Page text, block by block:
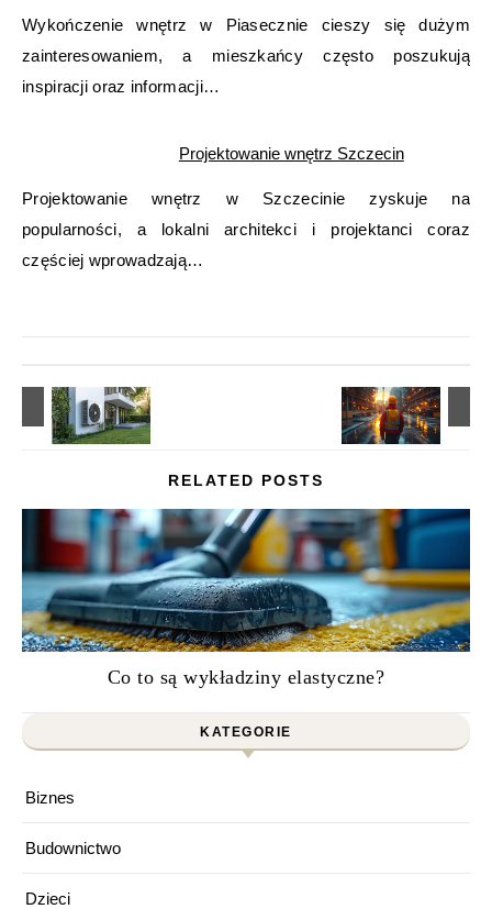
Wykończenie wnętrz w Piasecznie cieszy się dużym
zainteresowaniem, a mieszkańcy często poszukują
inspiracji oraz informacji…
Projektowanie wnętrz Szczecin
Projektowanie wnętrz w Szczecinie zyskuje na
popularności, a lokalni architekci i projektanci coraz
częściej wprowadzają…
RELATED POSTS
Co to są wykładziny elastyczne?
KATEGORIE
Biznes
Budownictwo
Dzieci